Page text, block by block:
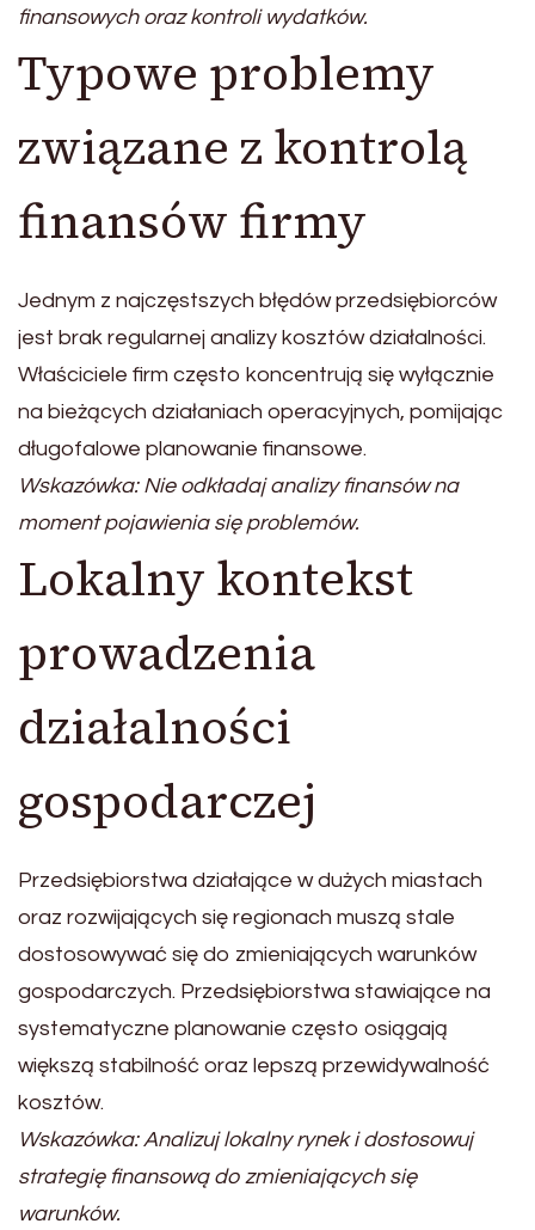
finansowych oraz kontroli wydatków.
Typowe problemy
związane z kontrolą
finansów firmy
Jednym z najczęstszych błędów przedsiębiorców
jest brak regularnej analizy kosztów działalności.
Właściciele firm często koncentrują się wyłącznie
na bieżących działaniach operacyjnych, pomijając
długofalowe planowanie finansowe.
Wskazówka: Nie odkładaj analizy finansów na
moment pojawienia się problemów.
Lokalny kontekst
prowadzenia
działalności
gospodarczej
Przedsiębiorstwa działające w dużych miastach
oraz rozwijających się regionach muszą stale
dostosowywać się do zmieniających warunków
gospodarczych. Przedsiębiorstwa stawiające na
systematyczne planowanie często osiągają
większą stabilność oraz lepszą przewidywalność
kosztów.
Wskazówka: Analizuj lokalny rynek i dostosowuj
strategię finansową do zmieniających się
warunków.